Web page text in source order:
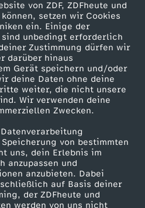
von ZDF, ZDFheute und
setzen wir Cookies
ein. Einige der
sind unbedingt erforderlich
Zustimmung dürfen wir
darüber hinaus
Gerät speichern und/oder
deine Daten ohne deine
weiter, die nicht unsere
Wir verwenden deine
Zwecken.
von bestimmten
uns, dein Erlebnis im
anzupassen und
anzubieten. Dabei
auf Basis deiner
der ZDFheute und
werden von uns nicht
Service
ZDFmitreden
Kontakt zum ZDF
Tickets
Zuschauerservice
Hilfe